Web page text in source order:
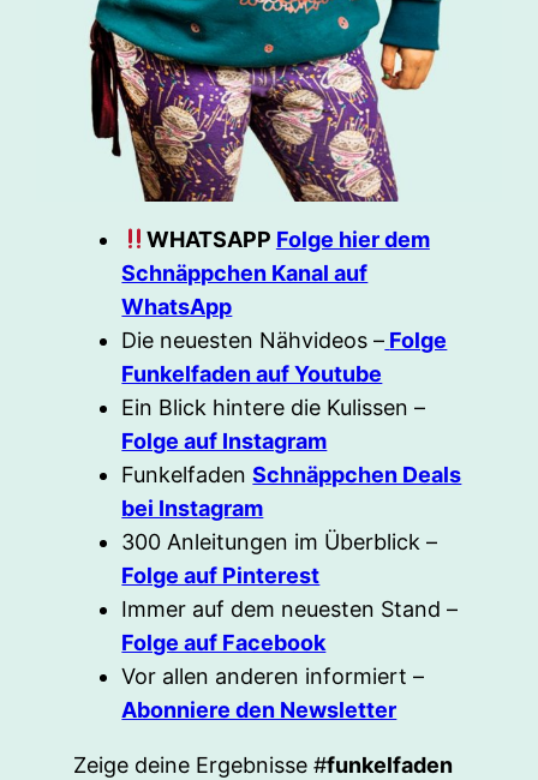
WHATSAPP Folge hier dem
Schnäppchen Kanal auf
WhatsApp
Die neuesten Nähvideos – Folge
Funkelfaden auf Youtube
Ein Blick hintere die Kulissen –
Folge auf Instagram
FunkelfadenSchnäppchen Deals
bei Instagram
300 Anleitungen im Überblick –
Folge auf Pinterest
Immer auf dem neuesten Stand –
Folge auf Facebook
Vor allen anderen informiert –
Abonniere den Newsletter
Zeige deine Ergebnisse #funkelfaden